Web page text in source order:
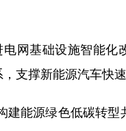
网基础设施智能化
支撑新能源汽车快速
能源绿色低碳转型